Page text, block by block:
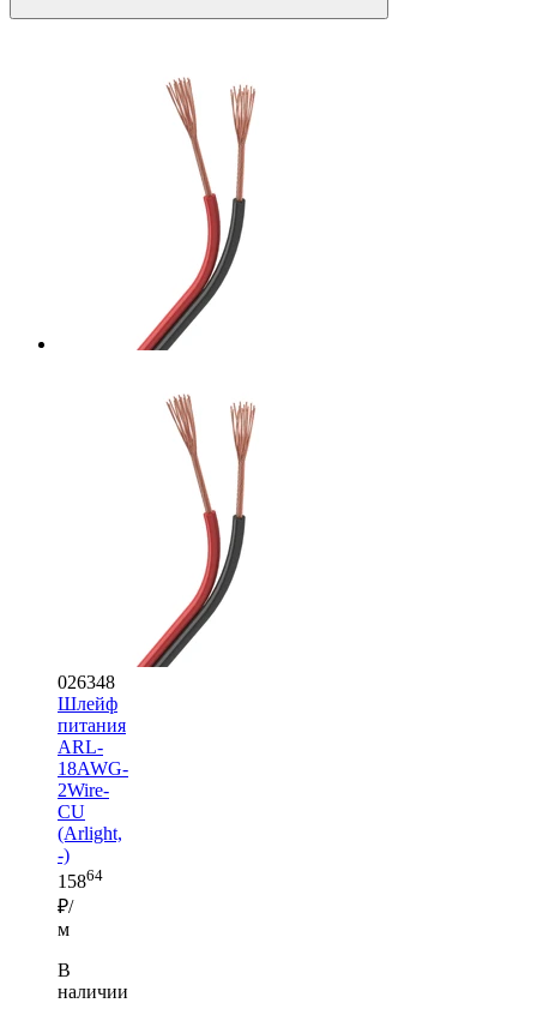
026348
Шлейф
питания
ARL-
18AWG-
2Wire-
CU
(Arlight,
-)
15864
₽/
м
В
наличии